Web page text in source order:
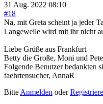
31 Aug. 2022 08:10
#18
Na, mit Greta scheint ja jeder
Langeweile wird mit ihr nicht
Liebe Grüße aus Frankfurt
Betty die Große, Moni und
Folgende Benutzer bedankten
faehrtensucher, AnnaR
Bitte Anmelden oder